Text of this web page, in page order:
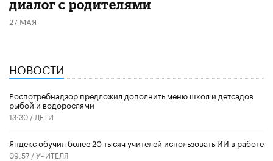
диалог с родителями
27 МАЯ
НОВОСТИ
Роспотребнадзор предложил дополнить меню школ и детсадов
рыбой и водорослями
13:30 / ДЕТИ
​Яндекс обучил более 20 тысяч учителей использовать ИИ в работе
09:57 /УЧИТЕЛЯ